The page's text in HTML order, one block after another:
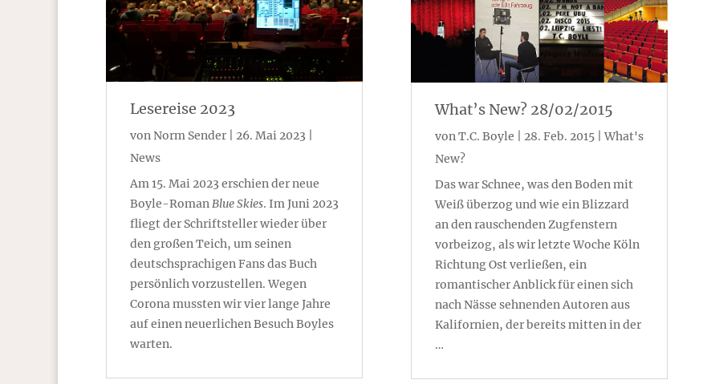
Lesereise 2023
vonNorm Sender 26. Mai 2023
News
Am 15. Mai 2023 erschien der neue
Boyle-RomanBlue Skies. Im Juni 2023
fliegt der Schriftsteller wieder über
den großen Teich, um seinen
deutschsprachigen Fans das Buch
persönlich vorzustellen. Wegen
Corona mussten wir vier lange Jahre
auf einen neuerlichen Besuch Boyles
warten.
What’s New? 28/02/2015
vonT.C. Boyle 28. Feb. 2015|What's
New?
Das war Schnee, was den Boden mit
Weiß überzog und wie ein Blizzard
an den rauschenden Zugfenstern
vorbeizog, als wir letzte Woche Köln
Richtung Ost verließen, ein
romantischer Anblick für einen sich
nach Nässe sehnenden Autoren aus
Kalifornien, der bereits mitten in der
…